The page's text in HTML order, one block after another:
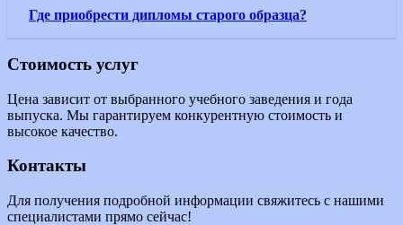
Где приобрести дипломы старого образца?
Стоимость услуг
Цена зависит от выбранного учебного заведения и года
выпуска. Мы гарантируем конкурентную стоимость и
высокое качество.
Контакты
Для получения подробной информации свяжитесь с нашими
специалистами прямо сейчас!